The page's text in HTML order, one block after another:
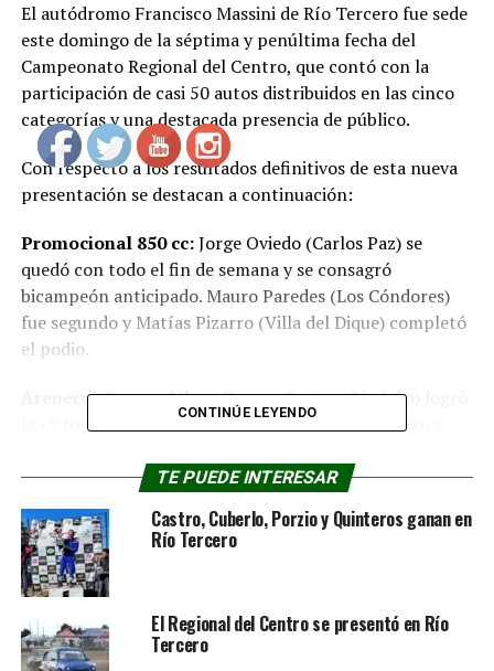
El autódromo Francisco Massini de Río Tercero fue sede
este domingo de la séptima y penúltima fecha del
Campeonato Regional del Centro, que contó con la
participación de casi 50 autos distribuidos en las cinco
categorías y una destacada presencia de público.
Con respecto a los resultados definitivos de esta nueva
presentación se destacan a continuación:
Promocional 850 cc:Jorge Oviedo (Carlos Paz) se
quedó con todo el fin de semana y se consagró
bicampeón anticipado. Mauro Paredes (Los Cóndores)
fue segundo y Matías Pizarro (Villa del Dique) completó
el podio.
Areneros Fuerza Libre:Franco Castro (Córdoba) logró
la victoria, escoltado por Fabio Garay (Río Tercero) y
Turismo Regional:Gonzalo Gómez (Tancacha) (FOTO)
se impuso en la final, seguido por Juan Lorenzoni
(Córdoba) y Pablo Barbero (Río Tercero).
TC 1.4:David Porzio (San Basilio) fue el ganador, con
Leandro Porzio en el segundo puesto y José Moneto
(Río Tercero) tercero.
CONTINÚE LEYENDO
TE PUEDE INTERESAR
Castro, Cuberlo, Porzio y Quinteros ganan en
Río Tercero
El Regional del Centro se presentó en Río
Tercero